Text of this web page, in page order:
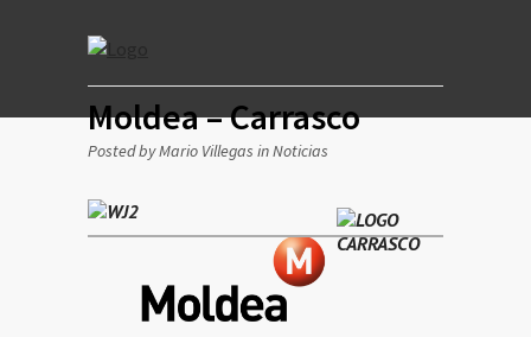
Moldea – Carrasco
Posted by Mario Villegas inNoticias